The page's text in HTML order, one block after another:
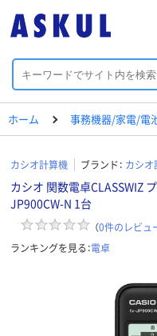
ホーム 事務機器/家電/電
カシオ計算機 ブランド： カシオ
カシオ 関数電卓CLASSWIZ
JP900CW-N 1台
（0件のレビュ
ランキングを見る：電卓